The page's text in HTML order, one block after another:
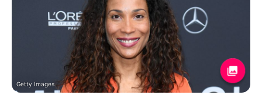
Getty Images